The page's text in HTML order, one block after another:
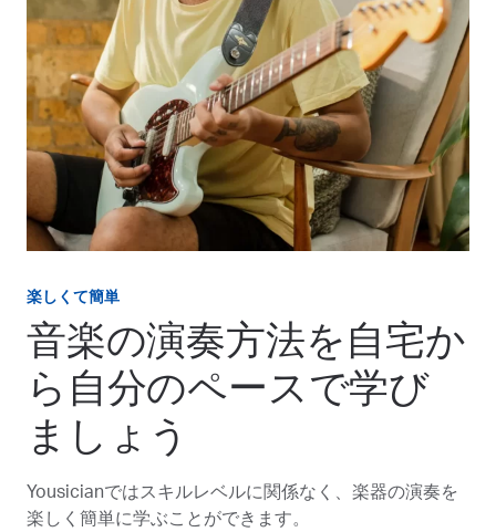
楽しくて簡単
音楽の演奏方法を自宅か
ら自分のペースで学び
ましょう
Yousicianではスキルレベルに関係なく、楽器の演奏を
楽しく簡単に学ぶことができます。